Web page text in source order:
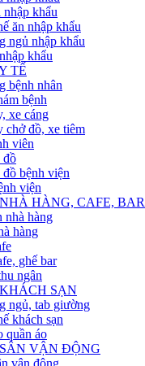
khẩu
ăn nhập khẩu
ngủ nhập khẩu
khẩu
TẾ
bệnh nhân
bệnh
xe cáng
chở đồ, xe tiêm
viên
đồ
đồ bệnh viện
viện
HÀNG, CAFE, BAR
nhà hàng
hàng
ghế bar
ngân
SẠN
ngủ, tab giường
khách sạn
quần áo
VẬN ĐỘNG
vận động